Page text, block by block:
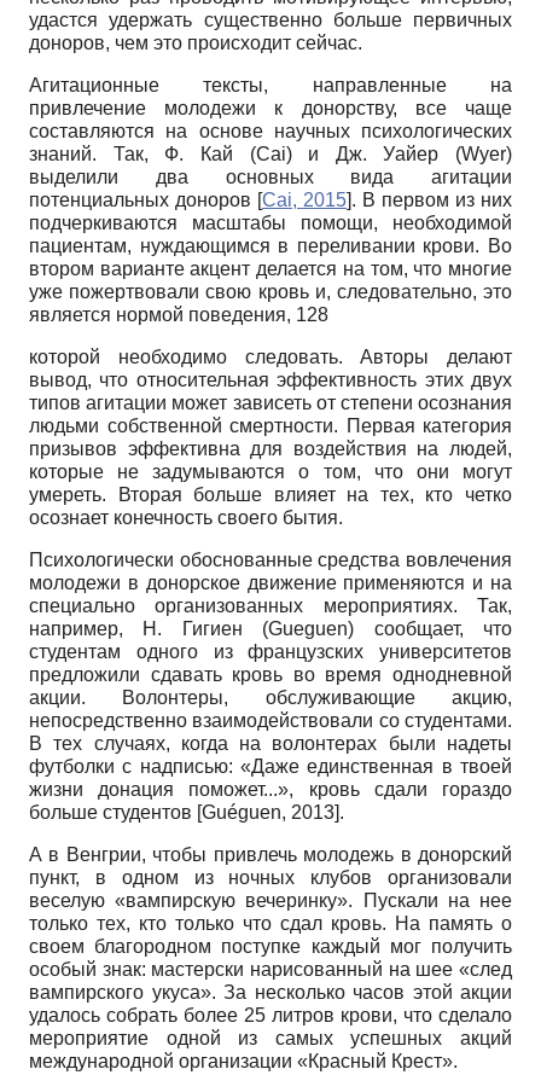
удастся удержать существенно больше первичных
доноров, чем это происходит сейчас.
Агитационные тексты, направленные на
привлечение молодежи к донорству, все чаще
составляются на основе научных психологических
знаний. Так, Ф. Кай (Cai) и Дж. Уайер (Wyer)
выделили два основных вида агитации
потенциальных доноров [Cai, 2015]. В первом из них
подчеркиваются масштабы помощи, необходимой
пациентам, нуждающимся в переливании крови. Во
втором варианте акцент делается на том, что многие
уже пожертвовали свою кровь и, следовательно, это
является нормой поведения, 128
которой необходимо следовать. Авторы делают
вывод, что относительная эффективность этих двух
типов агитации может зависеть от степени осознания
людьми собственной смертности. Первая категория
призывов эффективна для воздействия на людей,
которые не задумываются о том, что они могут
умереть. Вторая больше влияет на тех, кто четко
осознает конечность своего бытия.
Психологически обоснованные средства вовлечения
молодежи в донорское движение применяются и на
специально организованных мероприятиях. Так,
например, Н. Гигиен (Gueguen) сообщает, что
студентам одного из французских университетов
предложили сдавать кровь во время однодневной
акции. Волонтеры, обслуживающие акцию,
непосредственно взаимодействовали со студентами.
В тех случаях, когда на волонтерах были надеты
футболки с надписью: «Даже единственная в твоей
жизни донация поможет...», кровь сдали гораздо
больше студентов [Guéguen, 2013].
А в Венгрии, чтобы привлечь молодежь в донорский
пункт, в одном из ночных клубов организовали
веселую «вампирскую вечеринку». Пускали на нее
только тех, кто только что сдал кровь. На память о
своем благородном поступке каждый мог получить
особый знак: мастерски нарисованный на шее «след
вампирского укуса». За несколько часов этой акции
удалось собрать более 25 литров крови, что сделало
мероприятие одной из самых успешных акций
международной организации «Красный Крест».